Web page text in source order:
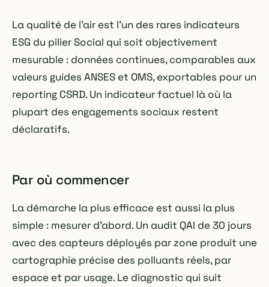
La qualité de l'air est l'un des rares indicateurs
ESG du pilier Social qui soit objectivement
mesurable : données continues, comparables aux
valeurs guides ANSES et OMS, exportables pour un
reporting CSRD. Un indicateur factuel là où la
plupart des engagements sociaux restent
déclaratifs.
Par où commencer
La démarche la plus efficace est aussi la plus
simple : mesurer d'abord. Un audit QAI de 30 jours
avec des capteurs déployés par zone produit une
cartographie précise des polluants réels, par
espace et par usage. Le diagnostic qui suit